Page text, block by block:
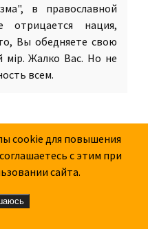
в православной
отрицается нация,
Вы обедняете свою
мiр. Жалко Вас. Но не
всем.
амбиции»
колонизаторов!
руководящие посты
нации», а не
cookie для повышения
с этим при
сайта.